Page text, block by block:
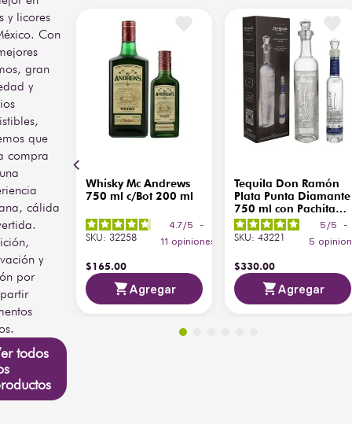
y licores
Con
gran
y
que
compra
cálida
y
por
todos
Whisky Mc Andrews
750 ml c/Bot 200 ml
4.7/5
-
11 opiniones
SKU: 32258
$165.00
Agregar
Tequila Don Ramón
Plata Punta Diamante
750 ml con Pachita
200 ml
5 /5
-
5
SKU: 43221
$330.00
Agregar